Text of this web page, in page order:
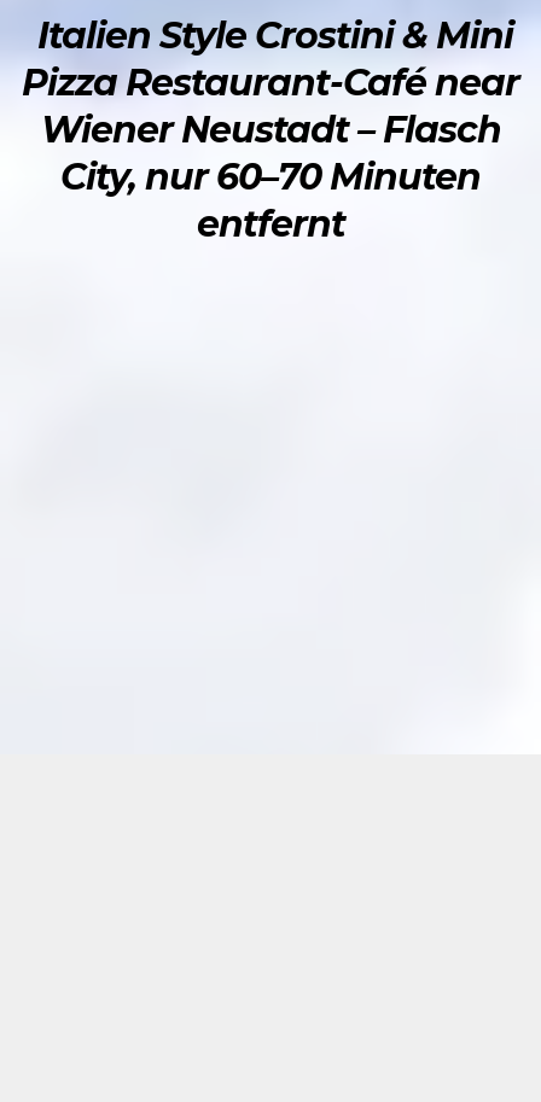
Italien Style Crostini & Mini
Pizza Restaurant-Café near
Wiener Neustadt – Flasch
City, nur 60–70 Minuten
entfernt